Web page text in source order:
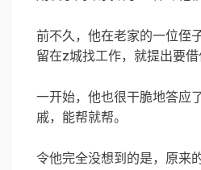
前不久，他在老家的一位侄
留在z城找工作，就提出要借
一开始，他也很干脆地答应
戚，能帮就帮。
令他完全没想到的是，原来